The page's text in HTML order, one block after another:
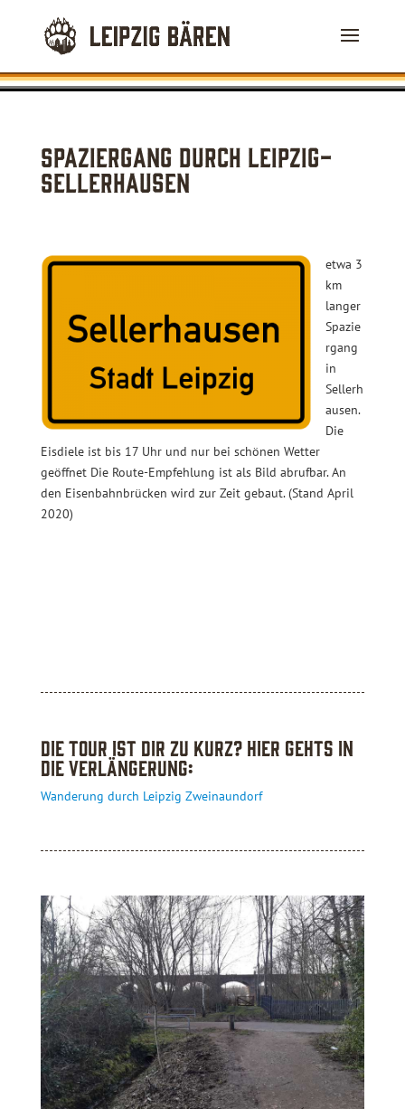
Spaziergang durch Leipzig-
Sellerhausen
etwa 3
km
langer
Spazie
rgang
in
Sellerh
ausen.
Die
Eisdiele ist bis 17 Uhr und nur bei schönen Wetter
geöffnet Die Route-Empfehlung ist als Bild abrufbar. An
den Eisenbahnbrücken wird zur Zeit gebaut. (Stand April
2020)
Die Tour ist Dir zu kurz? Hier gehts in
die Verlängerung:
Wanderung durch Leipzig Zweinaundorf